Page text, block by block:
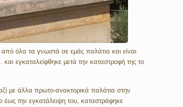
όλα τα γνωστά σε εμάς παλάτια και είναι
εγκαταλείφθηκε μετά την καταστροφή της το
με άλλα πρωτο-ανακτορικά παλάτια στην
την εγκατάλειψη του, καταστράφηκε